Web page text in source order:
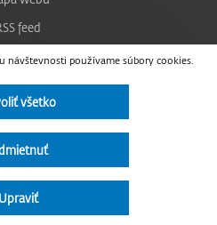
návštevnosti používame súbory cookies.
všetko
Upraviť
feed
cookies
o prístupnosti